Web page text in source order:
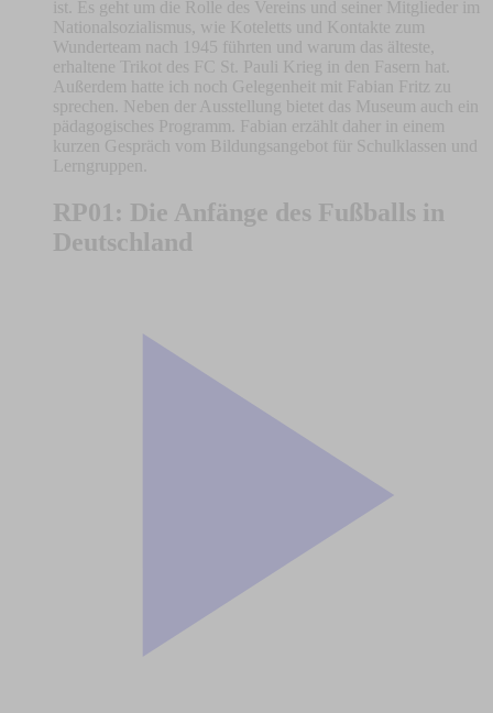
ist. Es geht um die Rolle des Vereins und seiner Mitglieder im
Nationalsozialismus, wie Koteletts und Kontakte zum
Wunderteam nach 1945 führten und warum das älteste,
erhaltene Trikot des FC St. Pauli Krieg in den Fasern hat.
Außerdem hatte ich noch Gelegenheit mit Fabian Fritz zu
sprechen. Neben der Ausstellung bietet das Museum auch ein
pädagogisches Programm. Fabian erzählt daher in einem
kurzen Gespräch vom Bildungsangebot für Schulklassen und
Lerngruppen.
RP01: Die Anfänge des Fußballs in
Deutschland